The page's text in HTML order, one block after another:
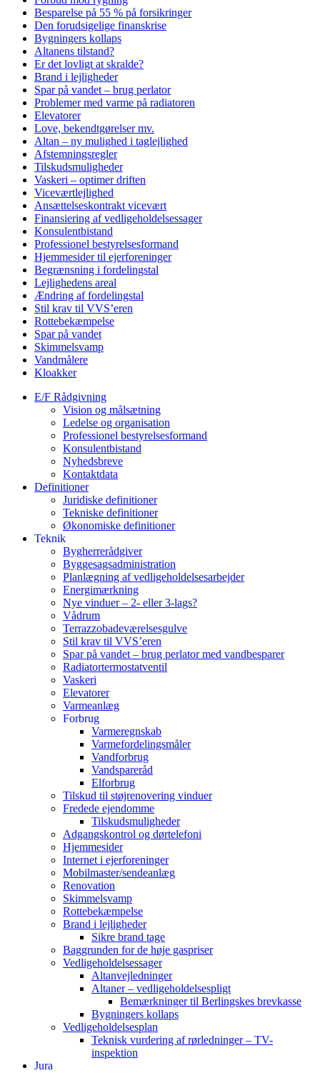
Besparelse på 55 % på forsikringer
Den forudsigelige finanskrise
Bygningers kollaps
Altanens tilstand?
Er det lovligt at skralde?
Brand i lejligheder
Spar på vandet – brug perlator
Problemer med varme på radiatoren
Elevatorer
Love, bekendtgørelser mv.
Altan – ny mulighed i taglejlighed
Afstemningsregler
Tilskudsmuligheder
Vaskeri – optimer driften
Viceværtlejlighed
Ansættelseskontrakt vicevært
Finansiering af vedligeholdelsessager
Konsulentbistand
Professionel bestyrelsesformand
Hjemmesider til ejerforeninger
Begrænsning i fordelingstal
Lejlighedens areal
Ændring af fordelingstal
Stil krav til VVS’eren
Rottebekæmpelse
Spar på vandet
Skimmelsvamp
Vandmålere
Kloakker
E/F Rådgivning
Vision og målsætning
Ledelse og organisation
Professionel bestyrelsesformand
Konsulentbistand
Nyhedsbreve
Kontaktdata
Definitioner
Juridiske definitioner
Tekniske definitioner
Økonomiske definitioner
Teknik
Bygherrerådgiver
Byggesagsadministration
Planlægning af vedligeholdelsesarbejder
Energimærkning
Nye vinduer – 2- eller 3-lags?
Vådrum
Terrazzobadeværelsesgulve
Stil krav til VVS’eren
Spar på vandet – brug perlator med vandbesparer
Radiatortermostatventil
Vaskeri
Elevatorer
Varmeanlæg
Forbrug
Varmeregnskab
Varmefordelingsmåler
Vandforbrug
Vandspareråd
Elforbrug
Tilskud til støjrenovering vinduer
Fredede ejendomme
Tilskudsmuligheder
Adgangskontrol og dørtelefoni
Hjemmesider
Internet i ejerforeninger
Mobilmaster/sendeanlæg
Renovation
Skimmelsvamp
Rottebekæmpelse
Brand i lejligheder
Sikre brand tage
Baggrunden for de høje gaspriser
Vedligeholdelsessager
Altanvejledninger
Altaner – vedligeholdelsespligt
Bemærkninger til Berlingskes brevkasse
Bygningers kollaps
Vedligeholdelsesplan
Teknisk vurdering af rørledninger – TV-
inspektion
Jura